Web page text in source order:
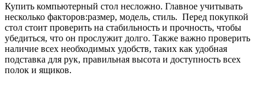
Купить компьютерный стол несложно. Главное учитывать
несколько факторов:размер, модель, стиль. Перед покупкой
стол стоит проверить на стабильность и прочность, чтобы
убедиться, что он прослужит долго. Также важно проверить
наличие всех необходимых удобств, таких как удобная
подставка для рук, правильная высота и доступность всех
полок и ящиков.